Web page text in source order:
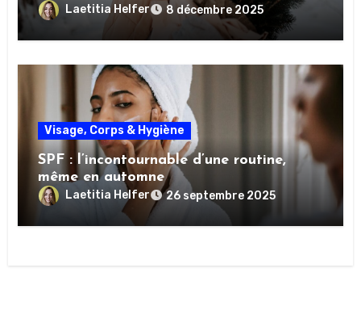
Laetitia Helfer 8 décembre 2025
Visage, Corps & Hygiène
SPF : l’incontournable d’une routine,
même en automne
Laetitia Helfer 26 septembre 2025